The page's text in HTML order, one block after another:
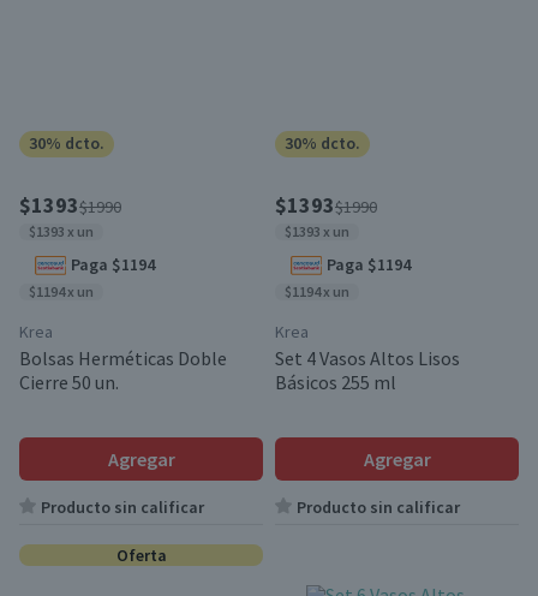
30% dcto.
$1393$1990
$1393 x un
Paga $1194
$1194 x un
Krea
Bolsas Herméticas Doble
Cierre 50 un.
Agregar
Producto sin calificar
30% dcto.
$1393$1990
$1393 x un
Paga $1194
$1194 x un
Krea
Set 4 Vasos Altos Lisos
Básicos 255 ml
Agregar
Producto sin calificar
Oferta